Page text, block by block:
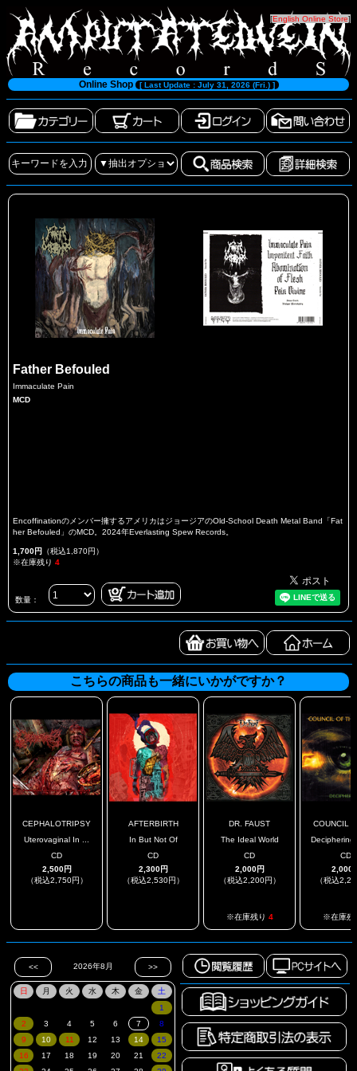
[English Online Store]
Online Shop [ Last Update : July 31, 2026 (Fri.) ]
Father Befouled
Immaculate Pain
MCD
Encoffinationのメンバー擁するアメリカはジョージアのOld-School Death Metal Band「Fat
her Befouled」のMCD。2024年Everlasting Spew Records。
1,700円 （税込1,870円）
※在庫残り 4
数量：
こちらの商品も一緒にいかがですか？
CEPHALOTRIPSY
Uterovaginal In ...
CD
2,500円
（税込2,750円）
AFTERBIRTH
In But Not Of
CD
2,300円
（税込2,530円）
DR. FAUST
The Ideal World
CD
2,000円
（税込2,200円）
※在庫残り 4
COUNCIL
Deciphering
CD
2,000
（税込
※在庫残